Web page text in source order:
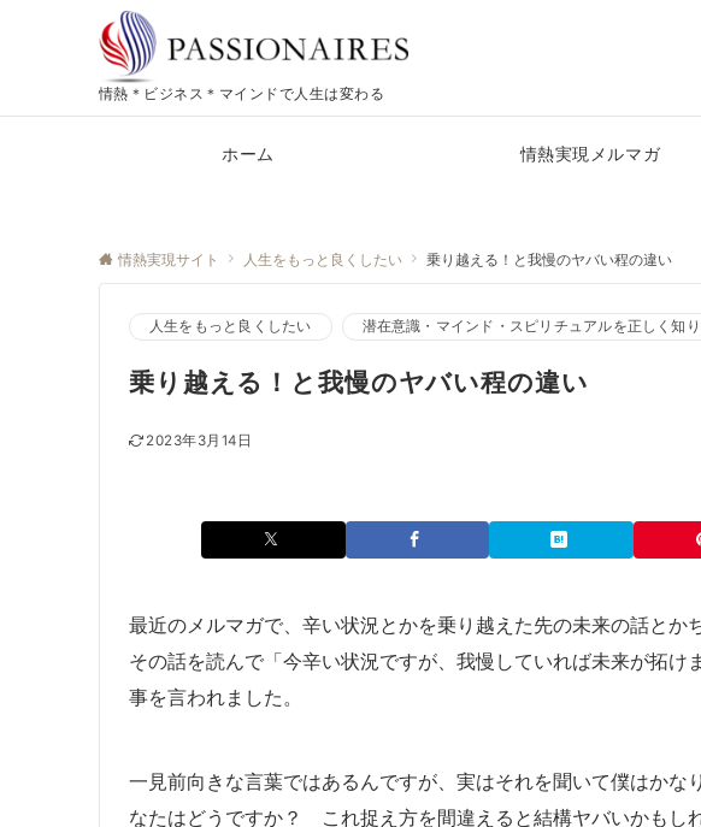
情熱＊ビジネス＊マインドで人生は変わる
ホーム 情熱実現メルマガ
情熱実現サイト 人生をもっと良くしたい 乗り越える！と我慢のヤバい程の違い
人生をもっと良くしたい 潜在意識・マインド・スピリチュアルを正しく知
乗り越える！と我慢のヤバい程の違い
2023年3月14日
最近のメルマガで、辛い状況とかを乗り越えた先の未来の話とか
その話を読んで「今辛い状況ですが、我慢していれば未来が拓け
事を言われました。
一見前向きな言葉ではあるんですが、実はそれを聞いて僕はかな
なたはどうですか？ これ捉え方を間違えると結構ヤバいかもし